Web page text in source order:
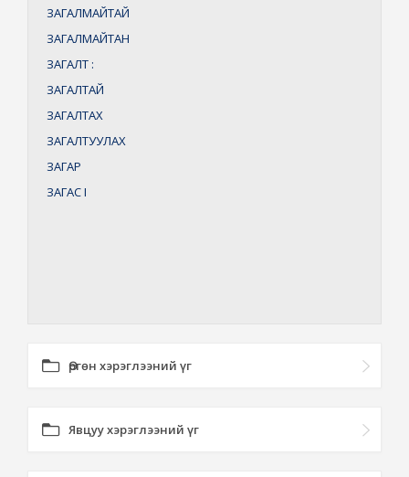
ЗАГАЛМАЙТАЙ
ЗАГАЛМАЙТАН
ЗАГАЛТ :
ЗАГАЛТАЙ
ЗАГАЛТАХ
ЗАГАЛТУУЛАХ
ЗАГАР
ЗАГАСI
Өргөн хэрэглээний үг
Явцуу хэрэглээний үг